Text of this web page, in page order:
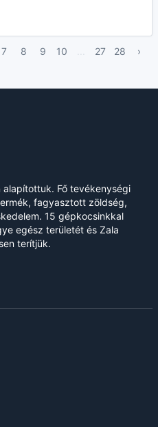
7 8 9 10 27 28 ›
Fő tevékenységi
fagyasztott zöldség,
15 gépkocsinkkal
egész területét és Zala
terítjük.